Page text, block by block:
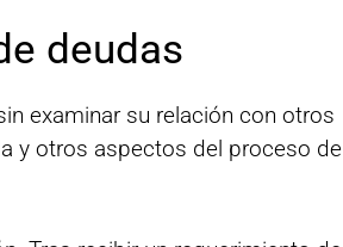
deudas
examinar su relación con otros
y otros aspectos del proceso de